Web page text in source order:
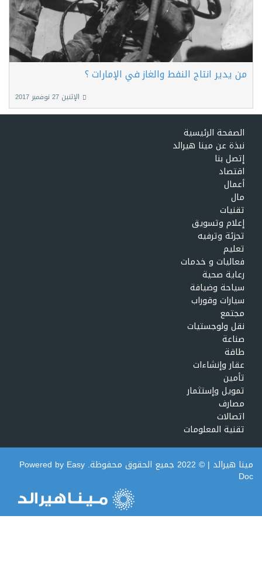
من يدير انتاج النفط والغاز في الإمارات ؟
الإثنين 27 نوفمبر 2017
الصفحة الرئيسية
نبذة عن مينا هيرالد
إتصل بنا
اقتصاد
أعمال
مال
تقنيات
إعلام وتسويق
تجزئة وترفيه
تعليم
فعاليات و خدمات
رعاية صحية
سياحة وضيافة
سيارات وقوراب
مجتمع
نقل ولوجستيات
صناعة
طاقة
عقار وإنشاءات
تأمين
تمويل وإستثمار
مصارف
اتصالات
تقنية المعلومات
مينا هيرالد| © 2022 جميع الحقوق محفوظة. Powered by Easy
Doc